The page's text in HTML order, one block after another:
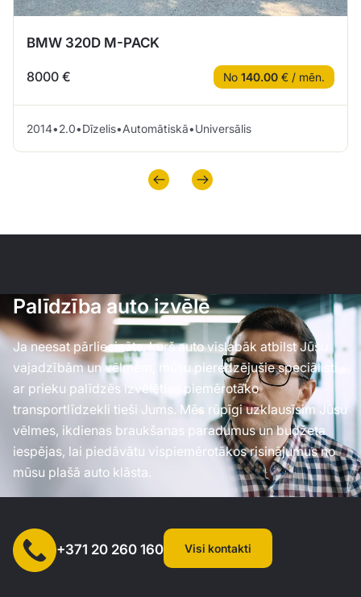
BMW 320D M-PACK
8000 € No 140.00 € / mēn.
2014•2.0•Dīzelis•Automātiskā•Universālis
Palīdzība auto izvēlē
Ja neesat pārliecināts, kurš auto vislabāk atbilst Jūsu
vajadzībām un vēlmēm, mūsu pieredzējušie speciālisti
ar prieku palīdzēs izvēlēties piemērotāko
transportlīdzekli tieši Jums. Mēs rūpīgi uzklausīsim Jūsu
vēlmes, ikdienas braukšanas paradumus un budžeta
iespējas, lai piedāvātu vispiemērotākos risinājumus no
mūsu plašā auto klāsta.
+371 20 260 160 Visi kontakti